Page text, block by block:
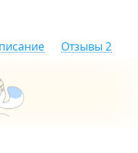
Отзывы 2
70В